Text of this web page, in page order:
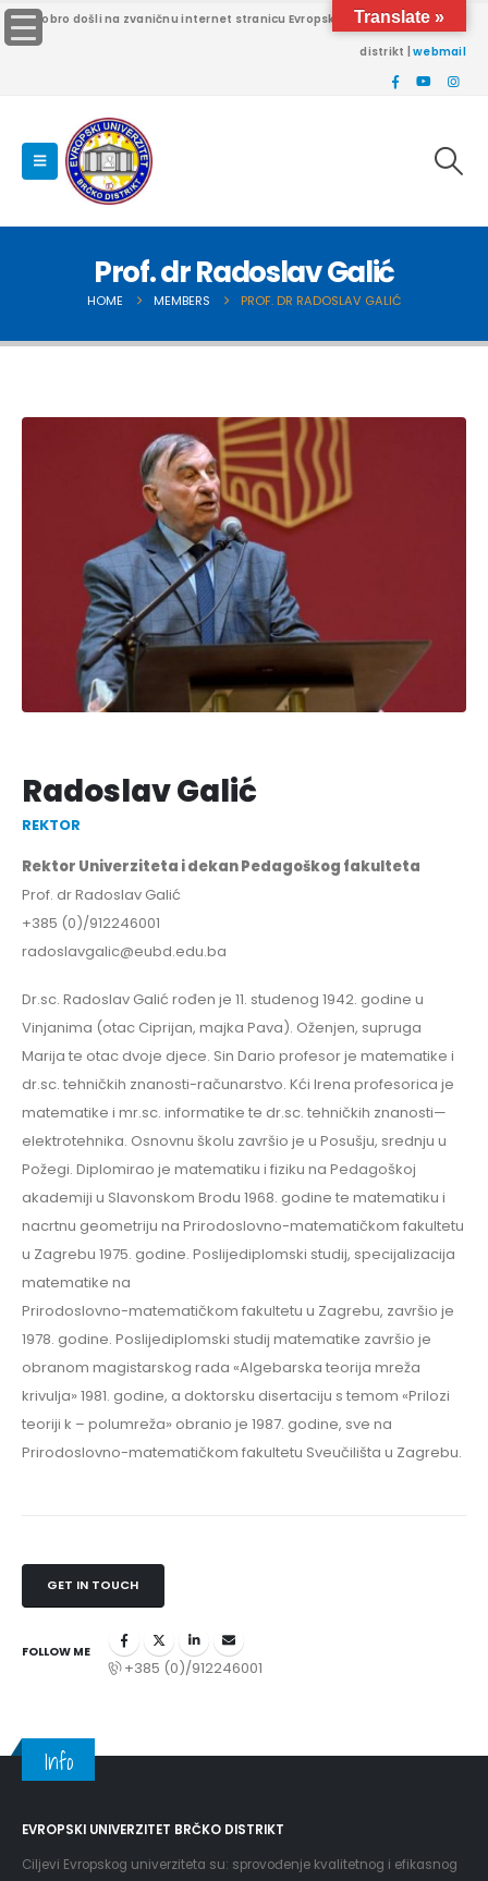
Dobro došli na zvaničnu internet stranicu Evropskog univerziteta Brčko
distrikt |webmail
Prof. dr Radoslav Galić
HOME MEMBERS PROF. DR RADOSLAV GALIĆ
Radoslav Galić
REKTOR
Rektor Univerziteta i dekan Pedagoškog fakulteta
Prof. dr Radoslav Galić
+385 (0)/912246001
radoslavgalic@eubd.edu.ba
Dr.sc. Radoslav Galić rođen je 11. studenog 1942. godine u
Vinjanima (otac Ciprijan, majka Pava). Oženjen, supruga
Marija te otac dvoje djece. Sin Dario profesor je matematike i
dr.sc. tehničkih znanosti-računarstvo. Kći Irena profesorica je
matematike i mr.sc. informatike te dr.sc. tehničkih znanosti—
elektrotehnika. Osnovnu školu završio je u Posušju, srednju u
Požegi. Diplomirao je matematiku i fiziku na Pedagoškoj
akademiji u Slavonskom Brodu 1968. godine te matematiku i
nacrtnu geometriju na Prirodoslovno-matematičkom fakultetu
u Zagrebu 1975. godine. Poslijediplomski studij, specijalizacija
matematike na
Prirodoslovno-matematičkom fakultetu u Zagrebu, završio je
1978. godine. Poslijediplomski studij matematike završio je
obranom magistarskog rada «Algebarska teorija mreža
krivulja» 1981. godine, a doktorsku disertaciju s temom «Prilozi
teoriji k – polumreža» obranio je 1987. godine, sve na
Prirodoslovno-matematičkom fakultetu Sveučilišta u Zagrebu.
GET IN TOUCH
FOLLOW ME
+385 (0)/912246001
Info
EVROPSKI UNIVERZITET BRČKO DISTRIKT
Ciljevi Evropskog univerziteta su: sprovođenje kvalitetnog i efikasnog
Translate »